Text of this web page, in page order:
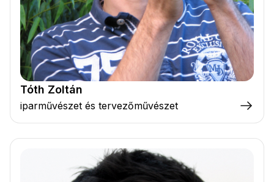
Tóth Zoltán
iparművészet és tervezőművészet